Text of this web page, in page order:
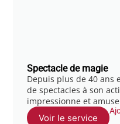
Spectacle de magie
Depuis plus de 40
de spectacles à son
impressionne et
Voir le service